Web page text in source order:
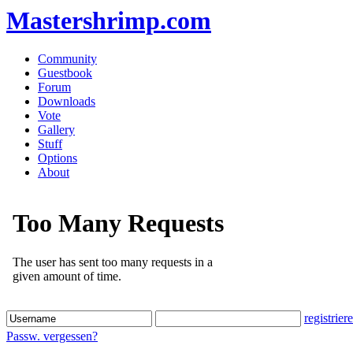
Mastershrimp.com
Community
Guestbook
Forum
Downloads
Vote
Gallery
Stuff
Options
About
Passw. vergessen?